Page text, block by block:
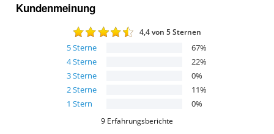
Kundenmeinung
4,4von 5 Sternen
5Sterne 67%
4Sterne 22%
3Sterne 0%
2Sterne 11%
1 Stern 0%
9 Erfahrungsberichte